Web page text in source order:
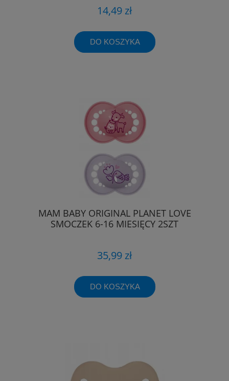
14,49 zł
DO KOSZYKA
MAM BABY ORIGINAL PLANET LOVE
SMOCZEK 6-16 MIESIĘCY 2SZT
35,99 zł
DO KOSZYKA